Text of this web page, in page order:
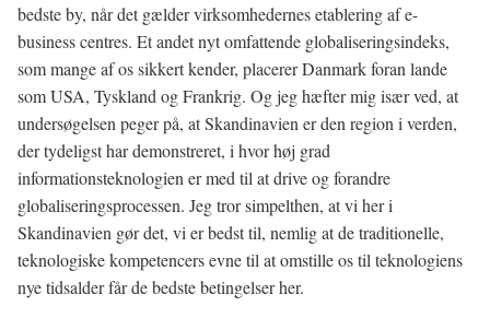
bedste by, når det gælder virksomhedernes etablering af e-
business centres. Et andet nyt omfattende globaliseringsindeks,
som mange af os sikkert kender, placerer Danmark foran lande
som USA, Tyskland og Frankrig. Og jeg hæfter mig især ved, at
undersøgelsen peger på, at Skandinavien er den region i verden,
der tydeligst har demonstreret, i hvor høj grad
informationsteknologien er med til at drive og forandre
globaliseringsprocessen. Jeg tror simpelthen, at vi her i
Skandinavien gør det, vi er bedst til, nemlig at de traditionelle,
teknologiske kompetencers evne til at omstille os til teknologiens
nye tidsalder får de bedste betingelser her.